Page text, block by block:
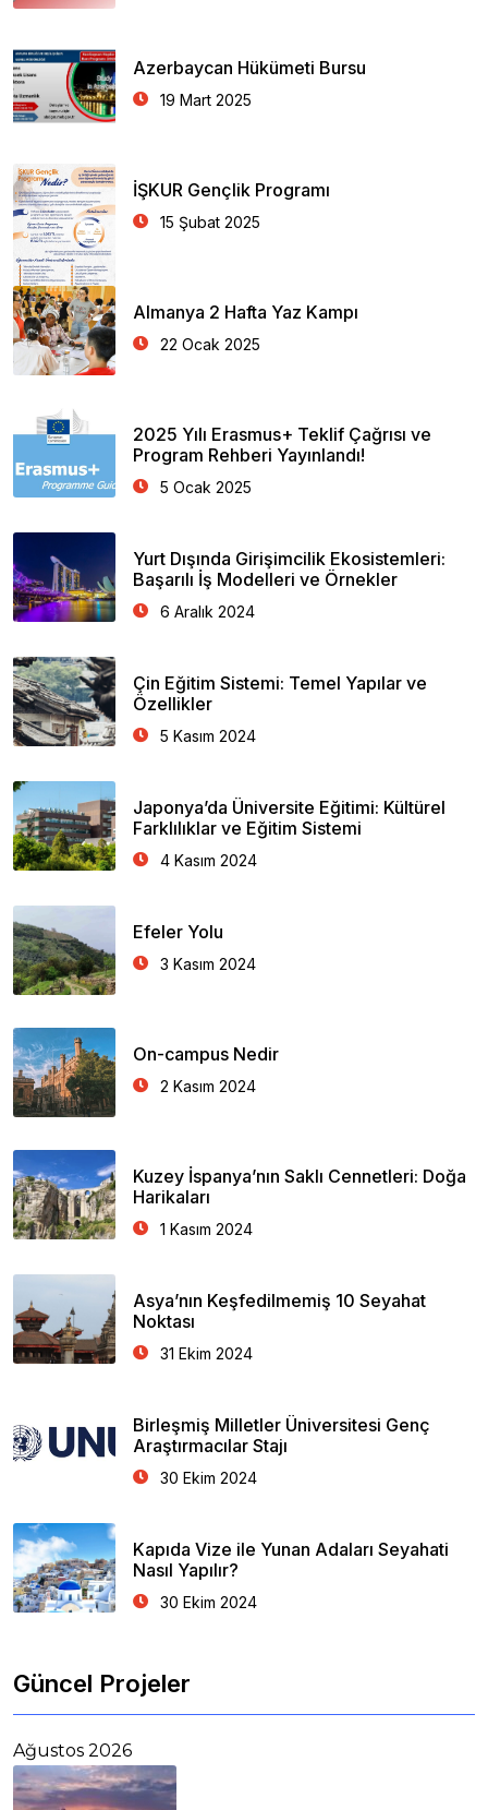
Azerbaycan Hükümeti Bursu
19 Mart 2025
İŞKUR Gençlik Programı
15 Şubat 2025
Almanya 2 Hafta Yaz Kampı
22 Ocak 2025
2025 Yılı Erasmus+ Teklif Çağrısı ve
Program Rehberi Yayınlandı!
5 Ocak 2025
Yurt Dışında Girişimcilik Ekosistemleri:
Başarılı İş Modelleri ve Örnekler
6 Aralık 2024
Çin Eğitim Sistemi: Temel Yapılar ve
Özellikler
5 Kasım 2024
Japonya’da Üniversite Eğitimi: Kültürel
Farklılıklar ve Eğitim Sistemi
4 Kasım 2024
Efeler Yolu
3 Kasım 2024
On-campus Nedir
2 Kasım 2024
Kuzey İspanya’nın Saklı Cennetleri: Doğa
Harikaları
1 Kasım 2024
Asya’nın Keşfedilmemiş 10 Seyahat
Noktası
31 Ekim 2024
Birleşmiş Milletler Üniversitesi Genç
Araştırmacılar Stajı
30 Ekim 2024
Kapıda Vize ile Yunan Adaları Seyahati
Nasıl Yapılır?
30 Ekim 2024
Güncel Projeler
Ağustos 2026